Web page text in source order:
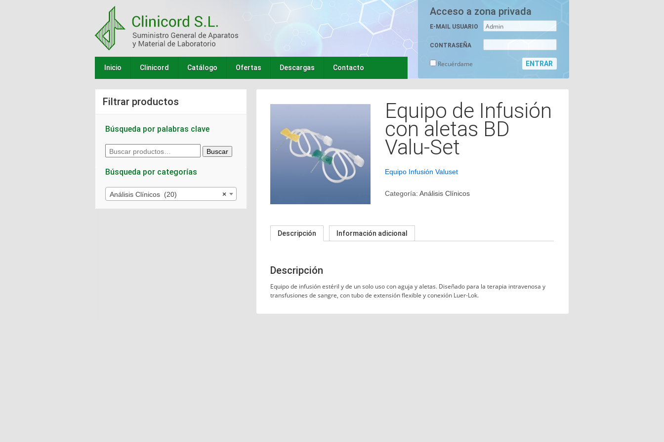
Inicio Clinicord Catálogo Ofertas Descargas Contacto
Acceso a zona privada
E-MAIL USUARIO
CONTRASEÑA
Recuérdame
Filtrar productos
Búsqueda por palabras clave
Buscar
por:
Buscar
Búsqueda por categorías
×
Análisis Clínicos (20)
Equipo de Infusión
con aletas BD
Valu-Set
Equipo Infusión Valuset
Categoría: Análisis Clínicos
Descripción Información adicional
Descripción
Equipo de infusión estéril y de un solo uso con aguja y aletas. Diseñado para la terapia intravenosa y
transfusiones de sangre, con tubo de extensión flexible y conexión Luer-Lok.